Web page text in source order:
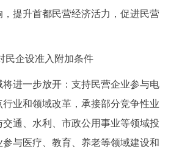
十六区概览 人文北京
图说北京 视频北京
提升首都民营经济活力，促进民营
民企设准入附加条件
进一步放开：支持民营企业参与电
业和领域改革，承接部分竞争性业
通、水利、市政公用事业等领域投
与医疗、教育、养老等领域建设和